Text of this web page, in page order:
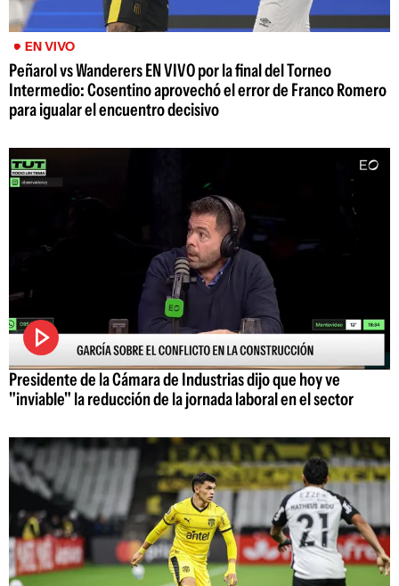
EN VIVO
Peñarol vs Wanderers EN VIVO por la final del Torneo
Intermedio: Cosentino aprovechó el error de Franco Romero
para igualar el encuentro decisivo
Presidente de la Cámara de Industrias dijo que hoy ve
"inviable" la reducción de la jornada laboral en el sector